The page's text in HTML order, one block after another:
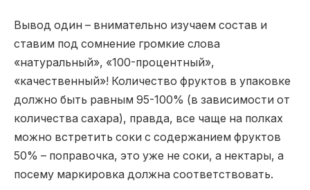
Вывод один – внимательно изучаем состав и
ставим под сомнение громкие слова
«натуральный», «100-процентный»,
«качественный»! Количество фруктов в упаковке
должно быть равным 95-100% (в зависимости от
количества сахара), правда, все чаще на полках
можно встретить соки с содержанием фруктов
50% – поправочка, это уже не соки, а нектары, а
посему маркировка должна соответствовать.